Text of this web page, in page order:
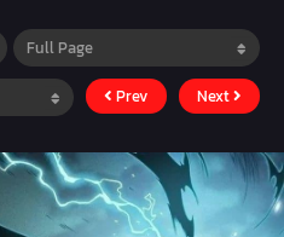
Prev Next